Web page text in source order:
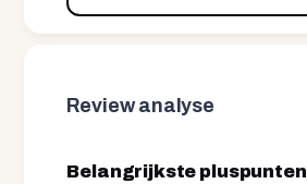
Review analyse
Belangrijkste pluspunten